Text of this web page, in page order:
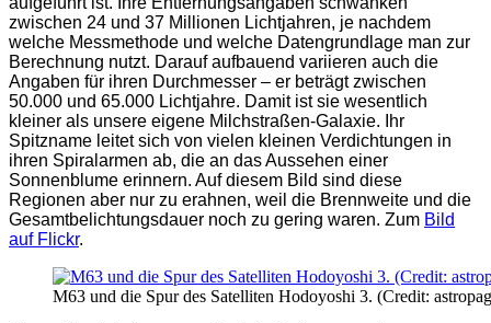
zwischen 24 und 37 Millionen Lichtjahren, je nachdem
welche Messmethode und welche Datengrundlage man zur
Berechnung nutzt. Darauf aufbauend variieren auch die
Angaben für ihren Durchmesser – er beträgt zwischen
50.000 und 65.000 Lichtjahre. Damit ist sie wesentlich
kleiner als unsere eigene Milchstraßen-Galaxie. Ihr
Spitzname leitet sich von vielen kleinen Verdichtungen in
ihren Spiralarmen ab, die an das Aussehen einer
Sonnenblume erinnern. Auf diesem Bild sind diese
Regionen aber nur zu erahnen, weil die Brennweite und die
Gesamtbelichtungsdauer noch zu gering waren. Zum Bild
auf Flickr.
M63 und die Spur des Satelliten Hodoyoshi 3. (Credit: